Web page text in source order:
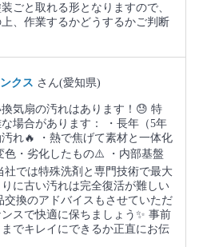
ごと取れる形となりますので、
、作業するかどうするかご判断
クス さん(愛知県)
気扇の汚れはあります！😓 特
場合があります： ・長年（5年
れ🔥 ・熱で焦げて素材と一体化
色・劣化したもの⚠️ ・内部基盤
社では特殊洗剤と専門技術で最大
に古い汚れは完全復活が難しい
換のアドバイスもさせていただ
スで快適に保ちましょう✨ 事前
でキレイにできるか正直にお伝